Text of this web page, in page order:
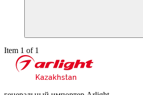
Item 1 of 1